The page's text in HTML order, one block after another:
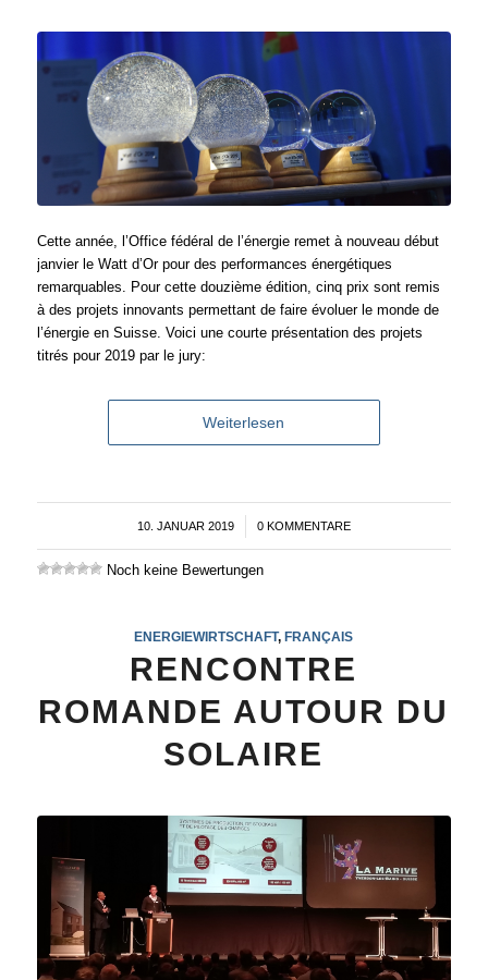
Cette année, l’Office fédéral de l’énergie remet à nouveau début
janvier le Watt d’Or pour des performances énergétiques
remarquables. Pour cette douzième édition, cinq prix sont remis
à des projets innovants permettant de faire évoluer le monde de
l’énergie en Suisse. Voici une courte présentation des projets
titrés pour 2019 par le jury:
Weiterlesen
10. JANUAR 2019
/ 0 KOMMENTARE
Noch keine Bewertungen
ENERGIEWIRTSCHAFT,FRANÇAIS
RENCONTRE
ROMANDE AUTOUR DU
SOLAIRE